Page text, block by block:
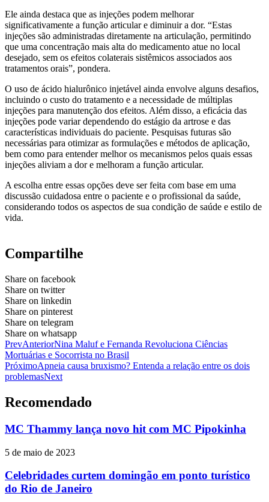
Ele ainda destaca que as injeções podem melhorar
significativamente a função articular e diminuir a dor. “Estas
injeções são administradas diretamente na articulação, permitindo
que uma concentração mais alta do medicamento atue no local
desejado, sem os efeitos colaterais sistêmicos associados aos
tratamentos orais”, pondera.
O uso de ácido hialurônico injetável ainda envolve alguns desafios,
incluindo o custo do tratamento e a necessidade de múltiplas
injeções para manutenção dos efeitos. Além disso, a eficácia das
injeções pode variar dependendo do estágio da artrose e das
características individuais do paciente. Pesquisas futuras são
necessárias para otimizar as formulações e métodos de aplicação,
bem como para entender melhor os mecanismos pelos quais essas
injeções aliviam a dor e melhoram a função articular.
A escolha entre essas opções deve ser feita com base em uma
discussão cuidadosa entre o paciente e o profissional da saúde,
considerando todos os aspectos de sua condição de saúde e estilo de
vida.
Compartilhe
Share on facebook
Share on twitter
Share on linkedin
Share on pinterest
Share on telegram
Share on whatsapp
PrevAnteriorNina Maluf e Fernanda Revoluciona Ciências
Mortuárias e Socorrista no Brasil
PróximoApneia causa bruxismo? Entenda a relação entre os dois
problemasNext
Recomendado
MC Thammy lança novo hit com MC Pipokinha
5 de maio de 2023
Celebridades curtem domingão em ponto turístico
do Rio de Janeiro